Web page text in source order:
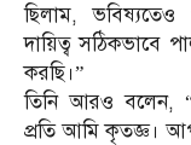
ছিলাম,
দায়িত্ব সঠিকভাবে
করছি।”
তিনি আরও বলেন,
প্রতি আমি কৃতজ্ঞ।